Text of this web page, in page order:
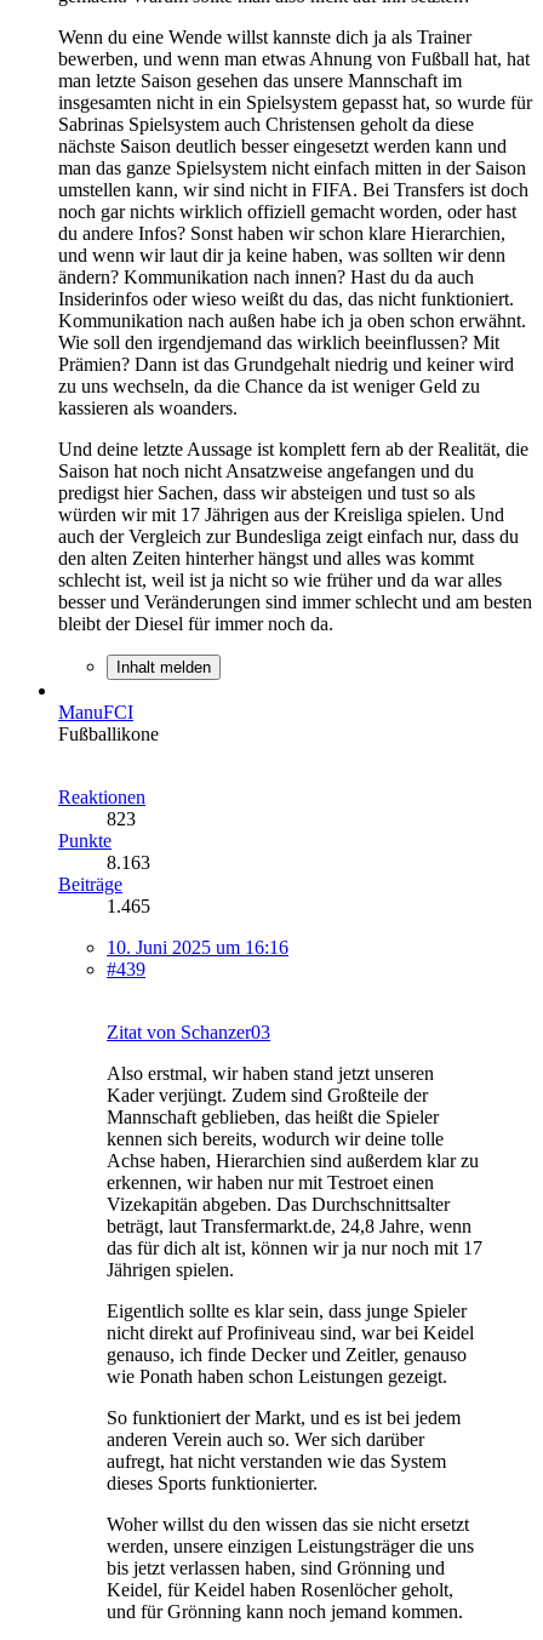
Wenn du eine Wende willst kannste dich ja als Trainer
bewerben, und wenn man etwas Ahnung von Fußball hat, hat
man letzte Saison gesehen das unsere Mannschaft im
insgesamten nicht in ein Spielsystem gepasst hat, so wurde für
Sabrinas Spielsystem auch Christensen geholt da diese
nächste Saison deutlich besser eingesetzt werden kann und
man das ganze Spielsystem nicht einfach mitten in der Saison
umstellen kann, wir sind nicht in FIFA. Bei Transfers ist doch
noch gar nichts wirklich offiziell gemacht worden, oder hast
du andere Infos? Sonst haben wir schon klare Hierarchien,
und wenn wir laut dir ja keine haben, was sollten wir denn
ändern? Kommunikation nach innen? Hast du da auch
Insiderinfos oder wieso weißt du das, das nicht funktioniert.
Kommunikation nach außen habe ich ja oben schon erwähnt.
Wie soll den irgendjemand das wirklich beeinflussen? Mit
Prämien? Dann ist das Grundgehalt niedrig und keiner wird
zu uns wechseln, da die Chance da ist weniger Geld zu
kassieren als woanders.
Und deine letzte Aussage ist komplett fern ab der Realität, die
Saison hat noch nicht Ansatzweise angefangen und du
predigst hier Sachen, dass wir absteigen und tust so als
würden wir mit 17 Jährigen aus der Kreisliga spielen. Und
auch der Vergleich zur Bundesliga zeigt einfach nur, dass du
den alten Zeiten hinterher hängst und alles was kommt
schlecht ist, weil ist ja nicht so wie früher und da war alles
besser und Veränderungen sind immer schlecht und am besten
bleibt der Diesel für immer noch da.
Inhalt melden
ManuFCI
Fußballikone
Reaktionen
823
Punkte
8.163
Beiträge
1.465
10. Juni 2025 um 16:16
#439
Zitat von Schanzer03
Also erstmal, wir haben stand jetzt unseren
Kader verjüngt. Zudem sind Großteile der
Mannschaft geblieben, das heißt die Spieler
kennen sich bereits, wodurch wir deine tolle
Achse haben, Hierarchien sind außerdem klar zu
erkennen, wir haben nur mit Testroet einen
Vizekapitän abgeben. Das Durchschnittsalter
beträgt, laut Transfermarkt.de, 24,8 Jahre, wenn
das für dich alt ist, können wir ja nur noch mit 17
Jährigen spielen.
Eigentlich sollte es klar sein, dass junge Spieler
nicht direkt auf Profiniveau sind, war bei Keidel
genauso, ich finde Decker und Zeitler, genauso
wie Ponath haben schon Leistungen gezeigt.
So funktioniert der Markt, und es ist bei jedem
anderen Verein auch so. Wer sich darüber
aufregt, hat nicht verstanden wie das System
dieses Sports funktionierter.
Woher willst du den wissen das sie nicht ersetzt
werden, unsere einzigen Leistungsträger die uns
bis jetzt verlassen haben, sind Grönning und
Keidel, für Keidel haben Rosenlöcher geholt,
und für Grönning kann noch jemand kommen.